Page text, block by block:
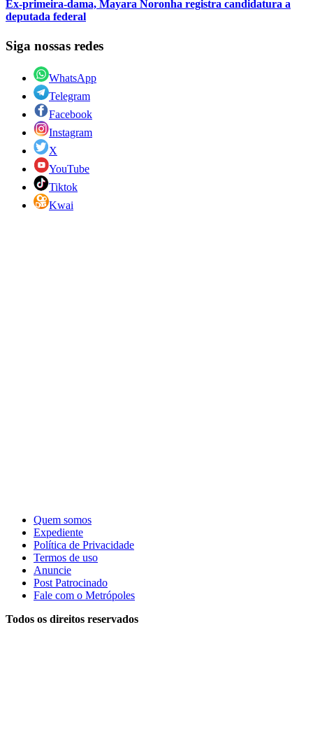
Ex-primeira-dama, Mayara Noronha registra candidatura a
deputada federal
Siga nossas redes
WhatsApp
Telegram
Facebook
Instagram
X
YouTube
Tiktok
Kwai
Quem somos
Expediente
Política de Privacidade
Termos de uso
Anuncie
Post Patrocinado
Fale com o Metrópoles
Todos os direitos reservados